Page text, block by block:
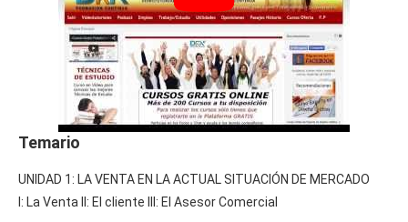
Temario
UNIDAD 1: LA VENTA EN LA ACTUAL SITUACIÓN DE MERCADO
I: La Venta II: El cliente III: El Asesor Comercial